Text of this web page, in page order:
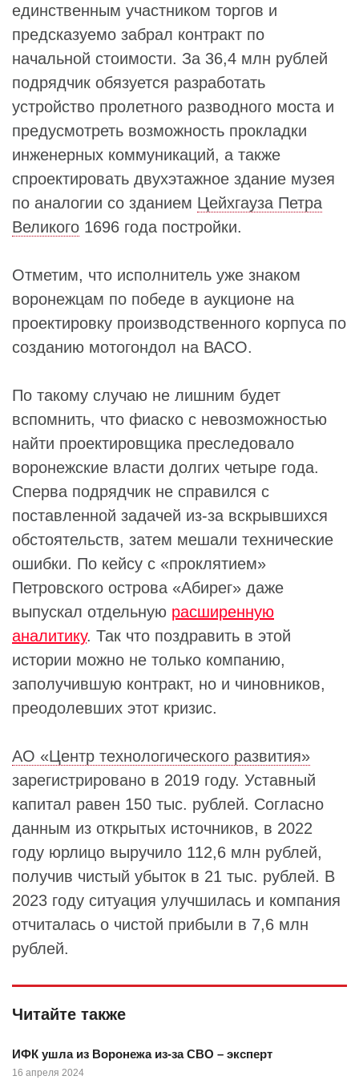
единственным участником торгов и
предсказуемо забрал контракт по
начальной стоимости. За 36,4 млн рублей
подрядчик обязуется разработать
устройство пролетного разводного моста и
предусмотреть возможность прокладки
инженерных коммуникаций, а также
спроектировать двухэтажное здание музея
по аналогии со зданием Цейхгауза Петра
Великого 1696 года постройки.
Отметим, что исполнитель уже знаком
воронежцам по победе в аукционе на
проектировку производственного корпуса по
созданию мотогондол на ВАСО.
По такому случаю не лишним будет
вспомнить, что фиаско с невозможностью
найти проектировщика преследовало
воронежские власти долгих четыре года.
Сперва подрядчик не справился с
поставленной задачей из-за вскрывшихся
обстоятельств, затем мешали технические
ошибки. По кейсу с «проклятием»
Петровского острова «Абирег» даже
выпускал отдельную расширенную
аналитику. Так что поздравить в этой
истории можно не только компанию,
заполучившую контракт, но и чиновников,
преодолевших этот кризис.
АО «Центр технологического развития»
зарегистрировано в 2019 году. Уставный
капитал равен 150 тыс. рублей. Согласно
данным из открытых источников, в 2022
году юрлицо выручило 112,6 млн рублей,
получив чистый убыток в 21 тыс. рублей. В
2023 году ситуация улучшилась и компания
отчиталась о чистой прибыли в 7,6 млн
рублей.
Читайте также
ИФК ушла из Воронежа из-за СВО – эксперт
16 апреля 2024